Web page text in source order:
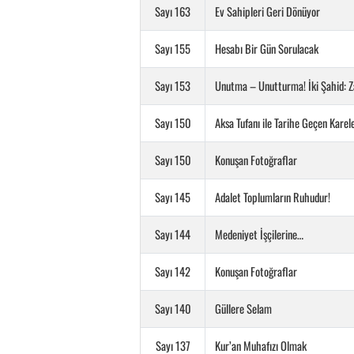
Sayı 163 Ev Sahipleri Geri Dönüyor
Sayı 155 Hesabı Bir Gün Sorulacak
Sayı 153 Unutma – Unutturma! İki Şahid:
Sayı 150 Aksa Tufanı ile Tarihe Geçen
Sayı 150 Konuşan Fotoğraflar
Sayı 145 Adalet Toplumların Ruhudur!
Sayı 144 Medeniyet İşçilerine…
Sayı 142 Konuşan Fotoğraflar
Sayı 140 Güllere Selam
Sayı 137 Kur’an Muhafızı Olmak